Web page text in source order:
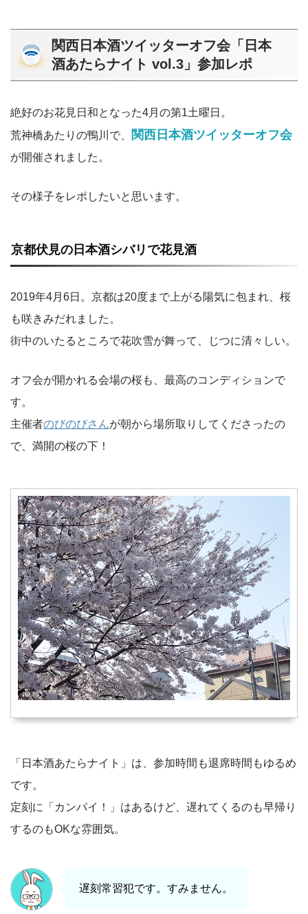
関西日本酒ツイッターオフ会「日本
酒あたらナイト vol.3」参加レポ
絶好のお花見日和となった4月の第1土曜日。
荒神橋あたりの鴨川で、
関西日本酒ツイッターオフ会
が開催されました。
その様子をレポしたいと思います。
京都伏見の日本酒シバリで花見酒
2019年4月6日。京都は20度まで上がる陽気に包まれ、桜
も咲きみだれました。
街中のいたるところで花吹雪が舞って、じつに清々しい。
オフ会が開かれる会場の桜も、最高のコンディションで
す。
主催者のびのびさんが朝から場所取りしてくださったの
で、満開の桜の下！
「日本酒あたらナイト」は、参加時間も退席時間もゆるめ
です。
定刻に「カンパイ！」はあるけど、遅れてくるのも早帰り
するのもOKな雰囲気。
遅刻常習犯です。すみません。